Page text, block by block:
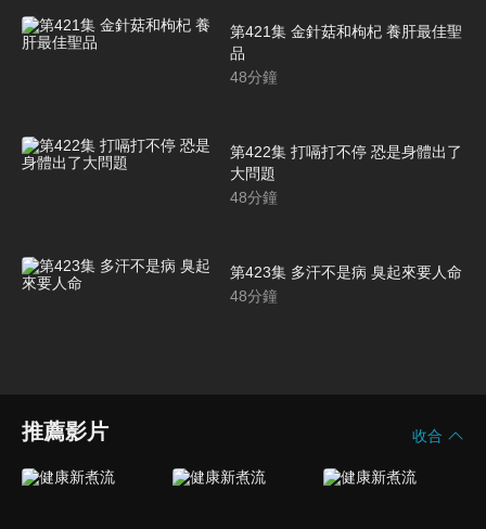
第421集 金針菇和枸杞 養肝最佳聖
品
48分鐘
第422集 打嗝打不停 恐是身體出了
大問題
48分鐘
第423集 多汗不是病 臭起來要人命
48分鐘
推薦影片 收合